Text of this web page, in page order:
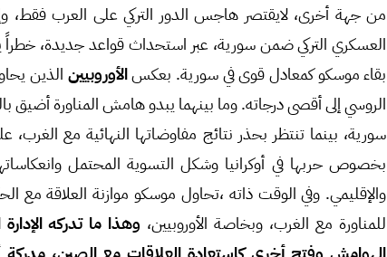
من جهة أخرى، لايقتصر هاجس الدور التركي على العرب فقط،
العسكري التركي ضمن سورية، عبر استحداث قواعد جديدة، خطراً
بقاء موسكو كمعادل قوى في سورية. بعكسالأوروبيين الذين
الروسي إلى أقصى درجاته. وما بينهما يبدو هامش المناورة أضيق
سورية، بينما تنتظر بحذر نتائج مفاوضاتها النهائية مع الغرب،
بخصوص حربها في أوكرانيا وشكل التسوية المحتمل
والإقليمي. وفي الوقت ذاته ،تحاول موسكو موازنة العلاقة
للمناورة مع الغرب، وبخاصة الأوروبيين، وهذا ما تدركه